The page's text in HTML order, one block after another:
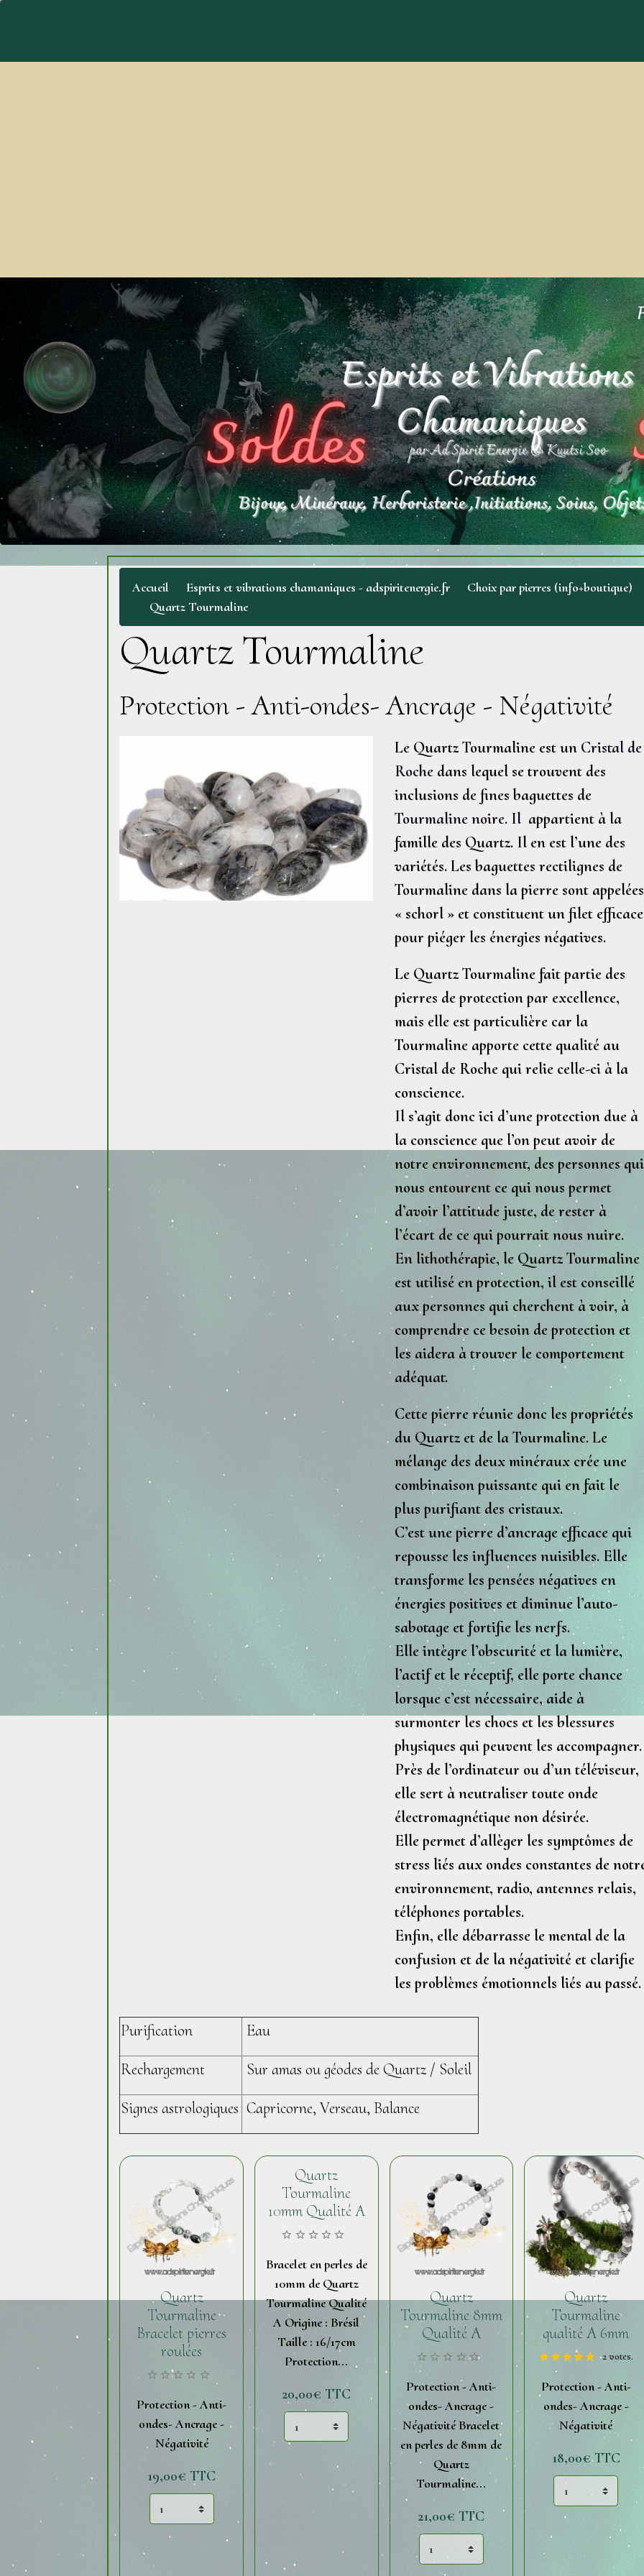
Accueil Esprits et vibrations chamaniques - adspiritenergie.fr
Choix par pierres (info+boutique)
Quartz Tourmaline
Quartz Tourmaline
Protection - Anti-ondes- Ancrage - Négativité
Le Quartz Tourmaline est un Cristal de
Roche dans lequel se trouvent des
inclusions de fines baguettes de
Tourmaline noire. Il appartient à la
famille des Quartz. Il en est l’une des
variétés. Les baguettes rectilignes de
Tourmaline dans la pierre sont appelées
« schorl » et constituent un filet efficace
pour piéger les énergies négatives.
Le Quartz Tourmaline fait partie des
pierres deprotectionpar excellence,
mais elle est particulière car la
Tourmaline apporte cette qualité au
Cristal de Roche qui relie celle-ci à la
conscience.
Il s’agit donc ici d’une protection due à
la conscience que l’on peut avoir de
notre environnement, des personnes qui
nous entourent ce qui nous permet
d’avoir l’attitude juste, de rester à
l’écart de ce qui pourrait nous nuire.
En lithothérapie, le Quartz Tourmaline
est utilisé en protection, il est conseillé
aux personnes qui cherchent à voir, à
comprendre ce besoin de protection et
les aidera à trouver le comportement
adéquat.
Cette pierre réunie donc les propriétés
du Quartz et de la Tourmaline. Le
mélange des deux minéraux crée une
combinaison puissante qui en fait le
plus purifiant des cristaux.
C’est une pierre d’ancrageefficace qui
repousse les influences nuisibles. Elle
transforme les pensées négatives en
énergies positives et diminue l’auto-
sabotage et fortifie les nerfs.
Elle intègre l’obscurité et la lumière,
l’actif et le réceptif, elle porte chance
lorsque c’est nécessaire, aide à
surmonter les chocs et les blessures
physiques qui peuvent les accompagner.
Près de l’ordinateur ou d’un téléviseur,
elle sert àneutraliser toute onde
électromagnétiquenon désirée.
Elle permet d’allèger les symptômes de
stress liés aux ondes constantes de
environnement, radio, antennes relais,
téléphones portables.
Enfin, elle débarrasse le mental de la
confusion et de lanégativité et clarifie
les problèmes émotionnels liés au passé.
Purification Eau
Rechargement Sur amas ou géodes de Quartz / Soleil
Signes astrologiques Capricorne, Verseau, Balance
Quartz
Tourmaline
Bracelet pierres
roulées
Protection - Anti-
ondes- Ancrage -
Négativité
19,00€ TTC
Quartz
Tourmaline
10mm Qualité A
Bracelet en perles de
10mm de Quartz
Tourmaline Qualité
A Origine : Brésil
Taille : 16/17cm
Protection...
20,00€ TTC
Quartz
Tourmaline 8mm
Qualité A
Protection - Anti-
ondes- Ancrage -
Négativité Bracelet
en perles de 8mm de
Quartz
Tourmaline...
21,00€ TTC
Quartz
Tourmaline
qualité A 6mm
2 votes.
Protection - Anti-
ondes- Ancrage -
Négativité
18,00€TTC